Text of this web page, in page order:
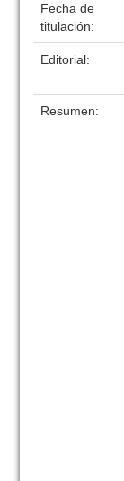
Fecha de
titulación:
Editorial:
Resumen: